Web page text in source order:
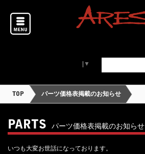
▼
TOP パーツ価格表掲載のお知らせ
PARTS パーツ価格表掲載のお知らせ
いつも大変お世話になっております。